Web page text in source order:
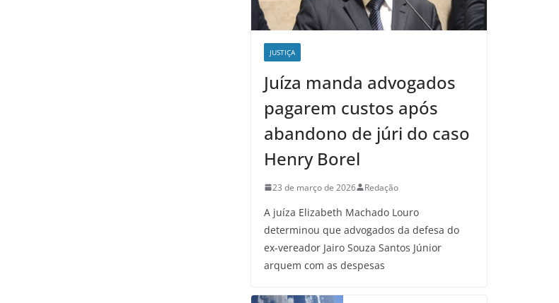
JUSTIÇA
Juíza manda advogados
pagarem custos após
abandono de júri do caso
Henry Borel
23 de março de 2026 Redação
A juíza Elizabeth Machado Louro
determinou que advogados da defesa do
ex-vereador Jairo Souza Santos Júnior
arquem com as despesas